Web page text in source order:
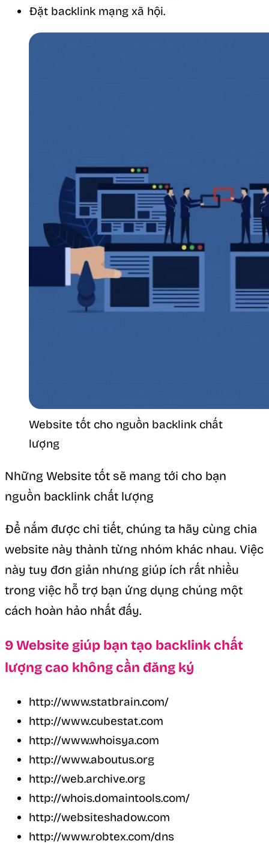
Đặt backlink mạng xã hội.
Website tốt cho nguồn backlink chất
lượng
Những Website tốt sẽ mang tới cho bạn
nguồn backlink chất lượng
Để nắm được chi tiết, chúng ta hãy cùng chia
website này thành từng nhóm khác nhau. Việc
này tuy đơn giản nhưng giúp ích rất nhiều
trong việc hỗ trợ bạn ứng dụng chúng một
cách hoàn hảo nhất đấy.
9 Website giúp bạn tạo backlink chất
lượng cao không cần đăng ký
http://www.statbrain.com/
http://www.cubestat.com
http://www.whoisya.com
http://www.aboutus.org
http://web.archive.org
http://whois.domaintools.com/
http://websiteshadow.com
http://www.robtex.com/dns